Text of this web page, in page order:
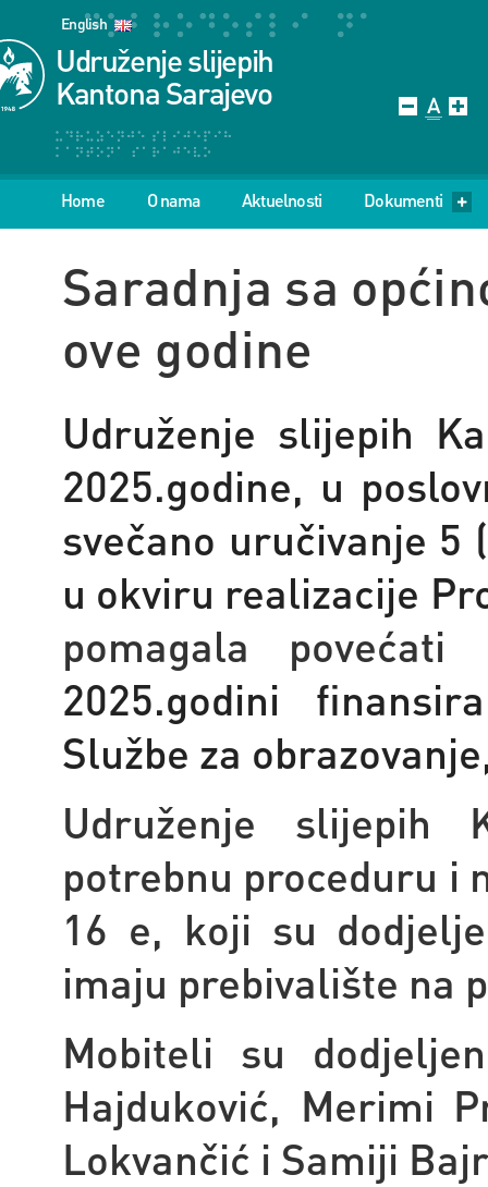
English
Udruženje slijepih
Kantona Sarajevo
Home O nama Aktuelnosti Dokumenti
Saradnja sa
ove godine
Udruženje slijepih
2025.godine, u
svečano uručivanje 5
u okviru realizacije
pomagala
2025.godini
Službe za
Udruženje slijepih
potrebnu proceduru i
16 e, koji su
imaju prebivalište na
Mobiteli su
Hajduković, Merimi
Lokvančić i Samiji